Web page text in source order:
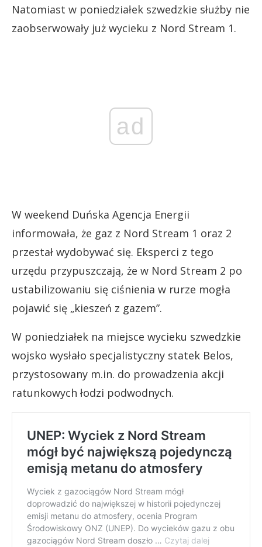
Natomiast w poniedziałek szwedzkie służby nie
zaobserwowały już wycieku z Nord Stream 1.
ad
W weekend Duńska Agencja Energii
informowała, że gaz z Nord Stream 1 oraz 2
przestał wydobywać się. Eksperci z tego
urzędu przypuszczają, że w Nord Stream 2 po
ustabilizowaniu się ciśnienia w rurze mogła
pojawić się „kieszeń z gazem”.
W poniedziałek na miejsce wycieku szwedzkie
wojsko wysłało specjalistyczny statek Belos,
przystosowany m.in. do prowadzenia akcji
ratunkowych łodzi podwodnych.